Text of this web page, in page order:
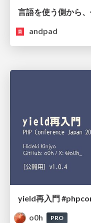
andpad
yield再入門
o0h
PRO